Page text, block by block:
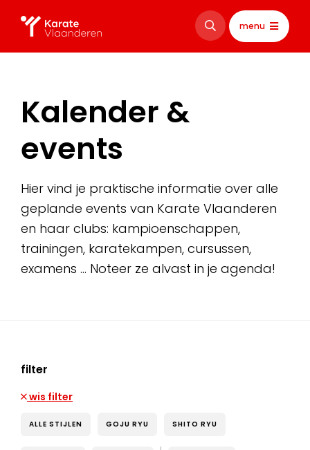
menu
Kalender &
events
Hier vind je praktische informatie over alle
geplande events van Karate Vlaanderen
en haar clubs: kampioenschappen,
trainingen, karatekampen, cursussen,
examens … Noteer ze alvast in je agenda!
filter
wis filter
ALLE STIJLEN GOJU RYU SHITO RYU